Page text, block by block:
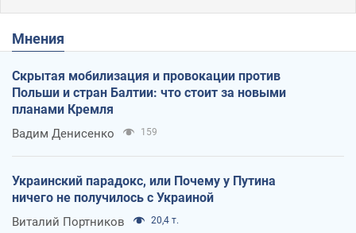
Мнения
Скрытая мобилизация и провокации против
Польши и стран Балтии: что стоит за новыми
планами Кремля
Вадим Денисенко 159
Украинский парадокс, или Почему у Путина
ничего не получилось с Украиной
Виталий Портников 20,4 т.